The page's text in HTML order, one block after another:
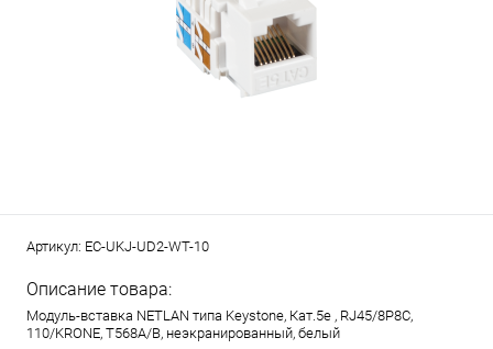
Артикул: EC-UKJ-UD2-WT-10
Описание товара:
Модуль-вставка NETLAN типа Keystone, Кат.5e , RJ45/8P8C,
110/KRONE, T568A/B, неэкранированный, белый